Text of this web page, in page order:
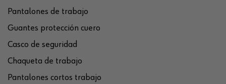
Pantalones de trabajo
Guantes protección cuero
Casco de seguridad
Chaqueta de trabajo
Pantalones cortos trabajo